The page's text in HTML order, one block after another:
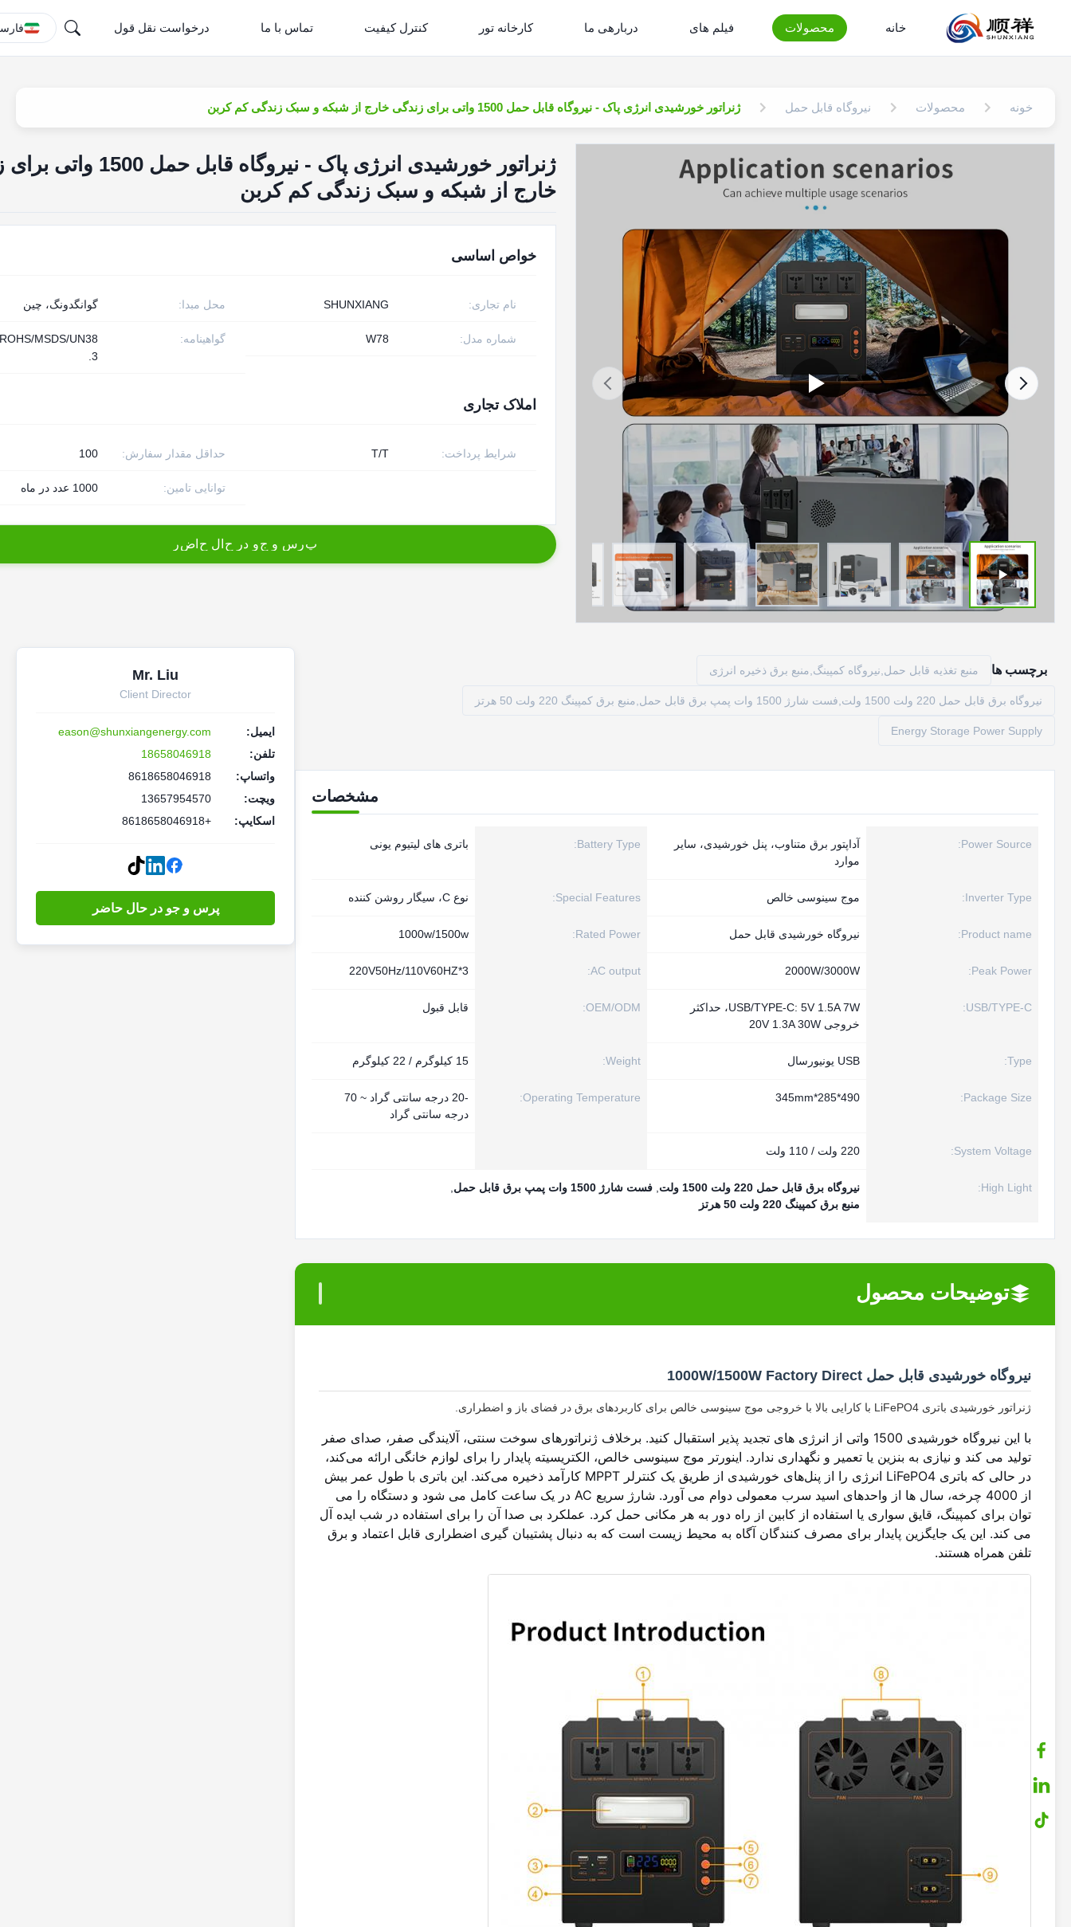
خانه محصولات فیلم های دربارهی ما کارخانه تور کنترل کیفیت تماس با ما درخواست نقل قول
خونه محصولات نیروگاه قابل حمل ژنراتور خورشیدی انرژی پاک - نیروگاه قابل حمل 1500 واتی برای زندگی خارج از شبکه و سبک زندگی کم کربن
ژنراتور خورشیدی انرژی پاک - نیروگاه
خارج از شبکه و سبک زندگی کم کربن
خواص اساسی
محل مبدا: گوانگدونگ، چین نام تجاری: SHUNXIANG
گواهینامه:
MSDS/UN38
.3
شماره مدل: W78
املاک تجاری
حداقل مقدار سفارش: 100 شرایط پرداخت: T/T
توانایی تامین: 1000 عدد در ماه
پر س و جو در ح ل ح ضر
برچسب ها منبع تغذیه قابل حمل,نیروگاه کمپینگ,منبع برق ذخیره انرژی
نیروگاه برق قابل حمل 220 ولت 1500 ولت,فست شارژ 1500 وات پمپ برق قابل حمل,منبع برق کمپینگ 220 ولت 50 هرتز
Energy Storage Power Supply
مشخصات
Power Source:
آداپتور برق متناوب، پنل خورشیدی، سایر
موارد
Battery Type: باتری های لیتیوم یونی
Inverter Type: موج سینوسی خالص Special Features: نوع C، سیگار روشن کننده
Product name: نیروگاه خورشیدی قابل حمل Rated Power:
1000w/1500w
Peak Power:
2000W/3000W
AC output:
220V50Hz/110V60HZ*3
USB/TYPE-C:
USB/TYPE-C: 5V 1.5A 7W، حداکثر
خروجی 20V 1.3A 30W
OEM/ODM: قابل قبول
Type: USB یونیورسال Weight: 15 کیلوگرم / 22 کیلوگرم
Package Size:
490*285*345mm
Operating Temperature:
-20 درجه سانتی گراد ~ 70
درجه سانتی گراد
System Voltage: 220 ولت / 110 ولت
High Light: نیروگاه برق قابل حمل 220 ولت 1500 ولت فست شارژ 1500 وات پمپ برق قابل حمل
منبع برق کمپینگ 220 ولت 50 هرتز
توضیحات محصول
نیروگاه خورشیدی قابل حمل 1000W/1500W Factory Direct
ژنراتور خورشیدی باتری LiFePO4 با کارایی بالا با خروجی موج سینوسی خالص برای کاربردهای برق در فضای باز و اضطراری.
با این نیروگاه خورشیدی 1500 واتی از انرژی های تجدید پذیر استقبال کنید. برخلاف ژنراتورهای سوخت سنتی، آلایندگی صفر، صدای صفر
تولید می کند و نیازی به بنزین یا تعمیر و نگهداری ندارد. اینورتر موج سینوسی خالص، الکتریسیته پایدار را برای لوازم خانگی ارائه می‌کند،
در حالی که باتری LiFePO4 انرژی را از پنل‌های خورشیدی از طریق یک کنترلر MPPT کارآمد ذخیره می‌کند. این باتری با طول عمر بیش
از 4000 چرخه، سال ها از واحدهای اسید سرب معمولی دوام می آورد. شارژ سریع AC در یک ساعت کامل می شود و دستگاه را می
توان برای کمپینگ، قایق سواری یا استفاده از کابین از راه دور به هر مکانی حمل کرد. عملکرد بی صدا آن را برای استفاده در شب ایده آل
می کند. این یک جایگزین پایدار برای مصرف کنندگان آگاه به محیط زیست است که به دنبال پشتیبان گیری اضطراری قابل اعتماد و برق
تلفن همراه هستند.
Mr. Liu
Client Director
ایمیل:
eason@shunxiangenergy.com
تلفن:
18658046918
واتساپ:
8618658046918
ویچت:
13657954570
اسکایپ:
+8618658046918
پرس و جو در حال حاضر